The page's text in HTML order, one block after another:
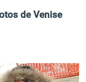
de Venise